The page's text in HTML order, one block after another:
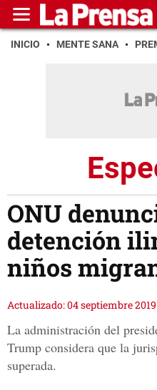
INICIO MENTE SANA
ONU
detención
niños
Actualizado: 04 septiembre 2019
La administración del
Trump considera que la
superada.